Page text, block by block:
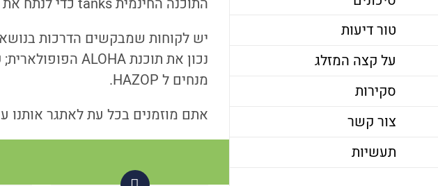
טור דיעות
על קצה המזלג
סקירות
צור קשר
תעשיות
יש לקוחות שמבקשים הדרכות בנושא
מנחים ל HAZOP.
אתם מוזמנים בכל עת לאתגר אותנו